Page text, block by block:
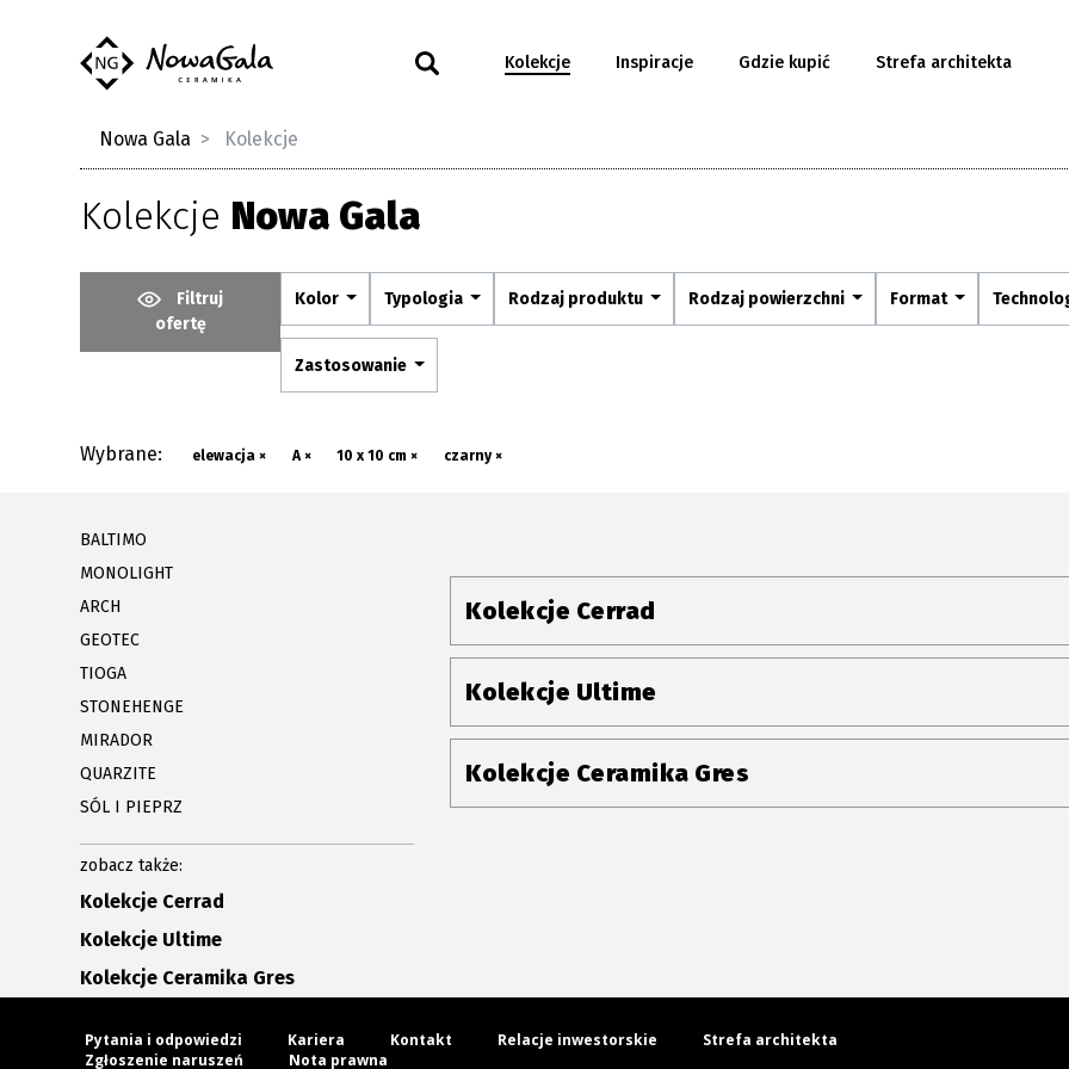
Kolekcje Inspiracje Gdzie kupić Strefa architekta
Nowa Gala Kolekcje
Kolekcje Nowa Gala
Filtruj
ofertę
Kolor Typologia Rodzaj produktu Rodzaj powierzchni Format
Zastosowanie
Wybrane: elewacja × A × 10 x 10 cm × czarny ×
BALTIMO
MONOLIGHT
ARCH
GEOTEC
TIOGA
STONEHENGE
MIRADOR
QUARZITE
SÓL I PIEPRZ
zobacz także:
Kolekcje Cerrad
Kolekcje Ultime
Kolekcje Ceramika Gres
Kolekcje Cerrad
Kolekcje Ultime
Kolekcje Ceramika Gres
Pytania i odpowiedzi Kariera Kontakt Relacje inwestorskie
Strefa architekta
Zgłoszenie naruszeń
Nota prawna